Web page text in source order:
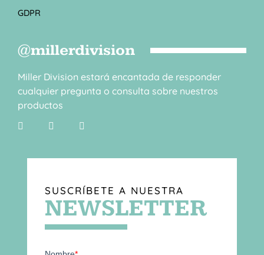
GDPR
@millerdivision
Miller Division estará encantada de responder
cualquier pregunta o consulta sobre nuestros
productos
SUSCRÍBETE A NUESTRA
NEWSLETTER